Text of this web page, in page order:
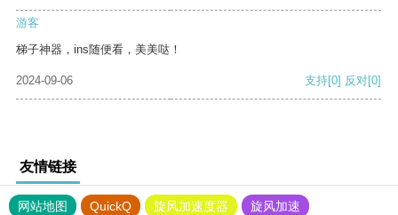
游客
梯子神器，ins随便看，美美哒！
2024-09-06 支持[0] 反对[0]
友情链接
网站地图 QuickQ 旋风加速度器
旋风加速